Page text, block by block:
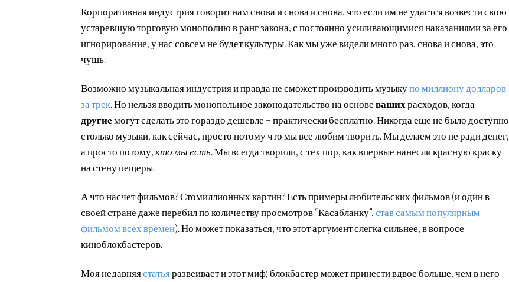
Корпоративная индустрия говорит нам снова и снова и снова, что если им не удастся возвести свою
устаревшую торговую монополию в ранг закона, с постоянно усиливающимися наказаниями за его
игнорирование, у нас совсем не будет культуры. Как мы уже видели много раз, снова и снова, это
чушь.
Возможно музыкальная индустрия и правда не сможет производить музыкупо миллиону долларов
за трек. Но нельзя вводить монопольное законодательство на основевашихрасходов, когда
другиемогут сделать это гораздо дешевле – практически бесплатно. Никогда еще не было доступно
столько музыки, как сейчас, просто потому что мы все любим творить. Мы делаем это не ради денег,
а просто потому,кто мы есть. Мы всегда творили, с тех пор, как впервые нанесли красную краску
на стену пещеры.
А что насчет фильмов? Стомиллионных картин? Есть примеры любительских фильмов (и один в
своей стране даже перебил по количеству просмотров “Касабланку”,став самым популярным
фильмом всех времен). Но может показаться, что этот аргумент слегка сильнее, в вопросе
киноблокбастеров.
Моя недавняястатьяразвеивает и этот миф; блокбастер может принести вдвое больше, чем в него